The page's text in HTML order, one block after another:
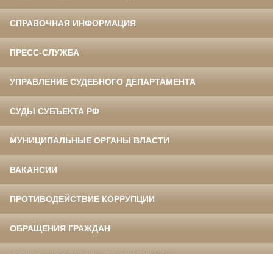
СПРАВОЧНАЯ ИНФОРМАЦИЯ
ПРЕСС-СЛУЖБА
УПРАВЛЕНИЕ СУДЕБНОГО ДЕПАРТАМЕНТА
СУДЫ СУБЪЕКТА РФ
МУНИЦИПАЛЬНЫЕ ОРГАНЫ ВЛАСТИ
ВАКАНСИИ
ПРОТИВОДЕЙСТВИЕ КОРРУПЦИИ
ОБРАЩЕНИЯ ГРАЖДАН